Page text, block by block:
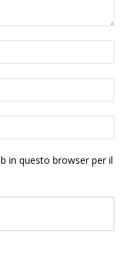
in questo browser per il